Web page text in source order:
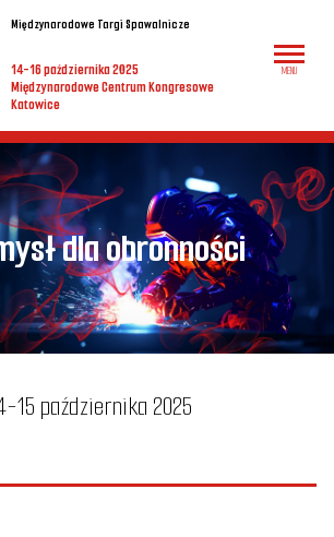
Międzynarodowe Targi Spawalnicze
14-16 października 2025
Międzynarodowe Centrum Kongresowe
Katowice
MENU
dla obronności
15 października 2025